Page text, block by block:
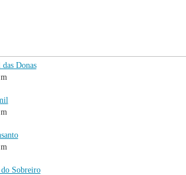
das Donas
do Sobreiro